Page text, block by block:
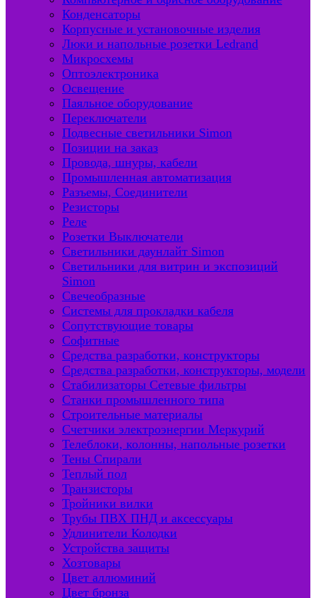
Конденсаторы
Корпусные и установочные изделия
Люки и напольные розетки Ledrand
Микросхемы
Оптоэлектроника
Освещение
Паяльное оборудование
Переключатели
Подвесные светильники Simon
Позиции на заказ
Провода, шнуры, кабели
Промышленная автоматизация
Разъемы, Соединители
Резисторы
Реле
Розетки Выключатели
Светильники даунлайт Simon
Светильники для витрин и экспозиций
Simon
Свечеобразные
Системы для прокладки кабеля
Сопутствующие товары
Софитные
Средства разработки, конструкторы
Средства разработки, конструкторы, модели
Стабилизаторы Сетевые фильтры
Станки промышленного типа
Строительные материалы
Счетчики электроэнергии Меркурий
Телеблоки, колонны, напольные розетки
Тены Спирали
Теплый пол
Транзисторы
Тройники вилки
Трубы ПВХ ПНД и аксессуары
Удлинители Колодки
Устройства защиты
Хозтовары
Цвет аллюминий
Цвет бронза